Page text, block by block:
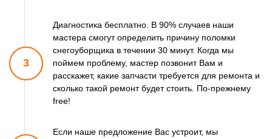
3
Диагностика бесплатно. В 90% случаев наши
мастера смогутопределить причину поломки
снегоуборщика в течении 30 минут. Когда мы
поймем проблему, мастер позвонит Вам и
расскажет, какие запчасти требуется для ремонта и
сколько такой ремонтбудет стоить. По-прежнему
free!
Если наше предложение Вас устроит, мы